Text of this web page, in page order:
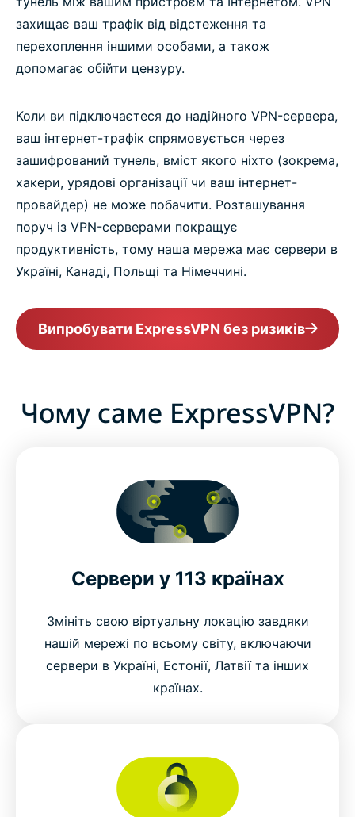
захищає ваш трафік від відстеження та
перехоплення іншими особами, а також
допомагає обійти цензуру.
Коли ви підключаєтеся до надійного VPN-сервера,
ваш інтернет-трафік спрямовується через
зашифрований тунель, вміст якого ніхто (зокрема,
хакери, урядові організації чи ваш інтернет-
провайдер) не може побачити. Розташування
поруч із VPN-серверами покращує
продуктивність, тому наша мережа має сервери в
Україні, Канаді, Польщі та Німеччині.
Випробувати ExpressVPN без ризиків
Чому саме ExpressVPN?
Сервери у 113 країнах
Змініть свою віртуальну локацію завдяки
нашій мережі по всьому світу, включаючи
сервери в Україні, Естонії, Латвії та інших
країнах.